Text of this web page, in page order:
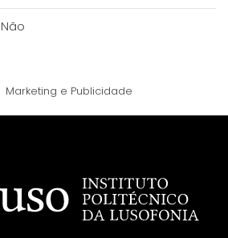
Não
Marketing e Publicidade